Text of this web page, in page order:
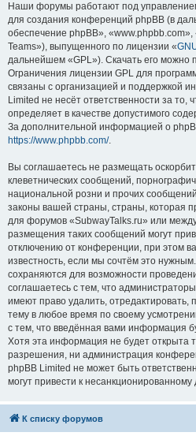
Наши форумы работают под
для создания конференций phpBB (в
обеспечение phpBB»,
Teams»), выпущенного по лицензии «
дальнейшем «GPL»). Скачать его можно
Ограничения лицензии GPL для
связаны с организацией и поддержкой
Limited не несёт ответственности за
определяет в качестве допустимого
За дополнительной информацией о
https://www.phpbb.com/.
Вы соглашаетесь не размещать
клеветнических сообщений,
национальной розни и прочих
законы вашей страны, страны, которая
для форумов «SubwayTalks.ru» или
размещения таких сообщений могут
отключению от конференции, при этом
известность, если мы сочтём это
сохраняются для возможности
соглашаетесь с тем, что
имеют право удалить, отредактировать,
тему в любое время по своему
с тем, что введённая вами информация
Хотя эта информация не будет открыта
разрешения, ни администрация
phpBB Limited не может быть
могут привести к несанкционированному
К списку форумов